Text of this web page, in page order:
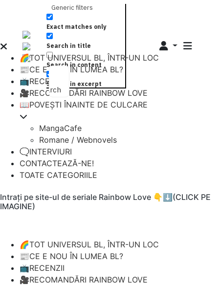
Search
Generic filters
Exact matches only
Search in title
Search in content
Search in excerpt
🌈TOT UNIVERSUL BL, ÎNTR-UN LOC
📰CE E NOU ÎN LUMEA BL?
📺RECENZII
🎥RECOMANDĂRI RAINBOW LOVE
📖POVEȘTI ÎNAINTE DE CULCARE
MangaCafe
Romane / Webnovels
🗨️INTERVIURI
CONTACTEAZĂ-NE!
TOATE CATEGORIILE
Intrați pe site-ul de seriale Rainbow Love 👇⬇️(CLICK PE
IMAGINE)
🌈TOT UNIVERSUL BL, ÎNTR-UN LOC
📰CE E NOU ÎN LUMEA BL?
📺RECENZII
🎥RECOMANDĂRI RAINBOW LOVE